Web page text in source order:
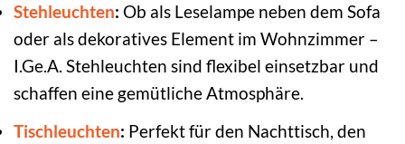
Stehleuchten: Ob als Leselampe neben dem Sofa
oder als dekoratives Element im Wohnzimmer –
I.Ge.A. Stehleuchten sind flexibel einsetzbar und
schaffen eine gemütliche Atmosphäre.
Tischleuchten: Perfekt für den Nachttisch, den